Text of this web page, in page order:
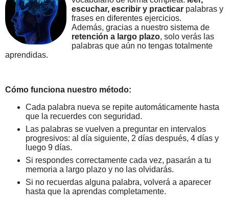
escuchar, escribir y practicar palabras y
frases en diferentes ejercicios.
Además, gracias a nuestro sistema de
retención a largo plazo, solo verás las
palabras que aún no tengas totalmente
aprendidas.
Cómo funciona nuestro método:
Cada palabra nueva se repite automáticamente hasta
que la recuerdes con seguridad.
Las palabras se vuelven a preguntar en intervalos
progresivos: al día siguiente, 2 días después, 4 días y
luego 9 días.
Si respondes correctamente cada vez, pasarán a tu
memoria a largo plazo y no las olvidarás.
Si no recuerdas alguna palabra, volverá a aparecer
hasta que la aprendas completamente.